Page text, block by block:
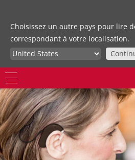
Choisissez un autre pays pour lire
correspondant à votre localisation.